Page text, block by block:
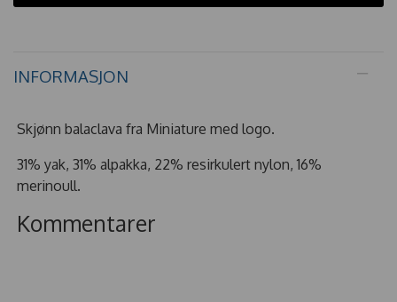
INFORMASJON
Skjønn balaclava fra Miniature med logo.
31% yak, 31% alpakka, 22% resirkulert nylon, 16%
merinoull.
Kommentarer